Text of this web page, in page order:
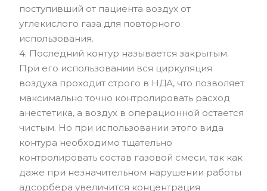
поступивший от пациента воздух от
углекислого газа для повторного
использования.
4. Последний контур называется закрытым.
При его использовании вся циркуляция
воздуха проходит строго в НДА, что позволяет
максимально точно контролировать расход
анестетика, а воздух в операционной остается
чистым. Но при использовании этого вида
контура необходимо тщательно
контролировать состав газовой смеси, так как
даже при незначительном нарушении работы
адсорбера увеличится концентрация